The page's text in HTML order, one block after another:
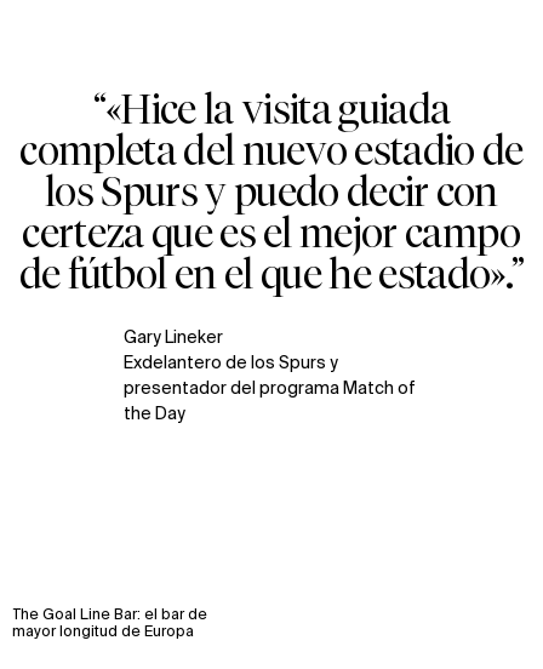
“«Hice la visita guiada
completa del nuevo estadio de
los Spurs y puedo decir con
certeza que es el mejor campo
de fútbol en el que he estado».”
Gary Lineker
Exdelantero de los Spurs y
presentador del programa Match of
the Day
The Goal Line Bar: el bar de
mayor longitud de Europa